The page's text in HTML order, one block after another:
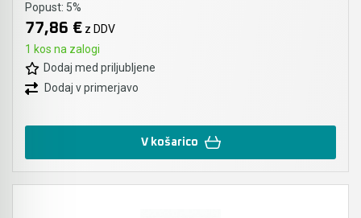
Popust: 5%
77,86 € z DDV
1 kos na zalogi
Dodaj med priljubljene
Dodaj v primerjavo
V košarico